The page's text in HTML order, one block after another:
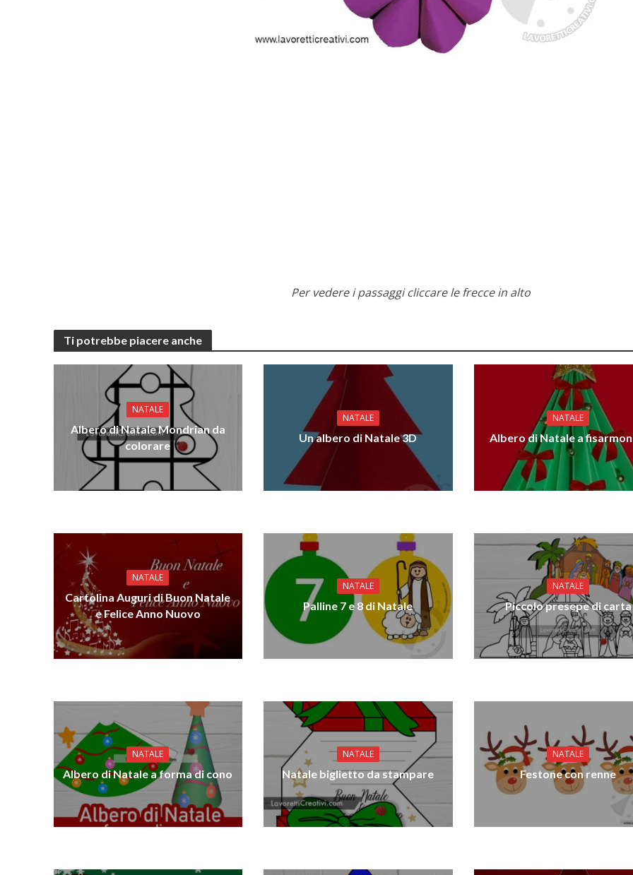
Per vedere i passaggi cliccare le frecce in alto
Ti potrebbe piacere anche
NATALE
Albero di Natale Mondrian da
colorare
NATALE
Un albero di Natale 3D
NATALE
Albero di Natale a
NATALE
Cartolina Auguri di Buon Natale
e Felice Anno Nuovo
NATALE
Palline 7 e 8 di Natale
NATALE
Piccolo presepe di carta
NATALE
Albero di Natale a forma di cono
NATALE
Natale biglietto da stampare
NATALE
Festone con renne